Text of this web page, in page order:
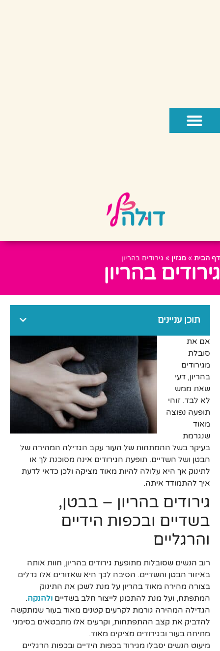
דף הבית » מגזין » גירודים בהריון
גירודים בהריון
תוכן עניינים
אם את
סובלת
מגירודים
בהריון, דעי
שאת ממש
לא לבד. זוהי
תופעה נפוצה
מאוד
שנגרמת
בעיקר בשל ההמתחות של העור עקב הגדילה המהירה של
הבטן ושל השדיים. תופעת הגירודים אינה מסוכנת לך או
לתינוק אך היא עלולה להיות מאוד מציקה ולכן כדאי לדעת
איך להתמודד איתה.
גירודים בהריון – בבטן,
בשדיים ובכפות הידיים
והרגליים
רוב הנשים שסובלות מתופעת גירודים בהריון, חוות אותה
באיזור הבטן והשדיים. הסיבה לכך היא שאזורים אלו גדלים
בצורה מהירה מאוד בהריון על מנת לשכן את התינוק
המתפתח, ועל מנת להתכונן לייצור חלב בשדיים ולהנקה.
הגדילה המהירה גורמת לקרעים קטנים מאוד בעור שמתקשה
להדביק את קצב ההתפתחות, וקרעים אלו מתבטאים בסימני
מתיחה בעור ובגירודים מציקים מאוד.
מיעוט הנשים יסבלו מגירוד בכפות הידיים ובכפות הרגליים